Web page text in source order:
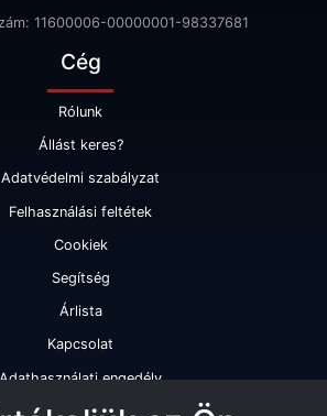
11600006-00000001-98337681
Cég
Rólunk
Állást keres?
Adatvédelmi szabályzat
Felhasználási feltétek
Cookiek
Segítség
Árlista
Kapcsolat
Adathasználati engedély